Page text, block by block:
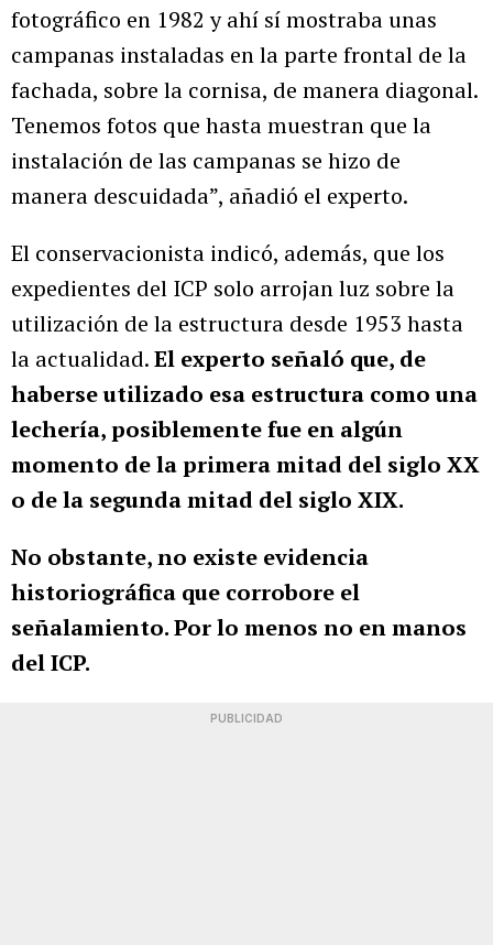
fotográfico en 1982 y ahí sí mostraba unas
campanas instaladas en la parte frontal de la
fachada, sobre la cornisa, de manera diagonal.
Tenemos fotos que hasta muestran que la
instalación de las campanas se hizo de
manera descuidada”, añadió el experto.
El conservacionista indicó, además, que los
expedientes del ICP solo arrojan luz sobre la
utilización de la estructura desde 1953 hasta
la actualidad.El experto señaló que, de
haberse utilizado esa estructura como una
lechería, posiblemente fue en algún
momento de la primera mitad del siglo XX
o de la segunda mitad del siglo XIX.
No obstante, no existe evidencia
historiográfica que corrobore el
señalamiento. Por lo menos no en manos
del ICP.
PUBLICIDAD